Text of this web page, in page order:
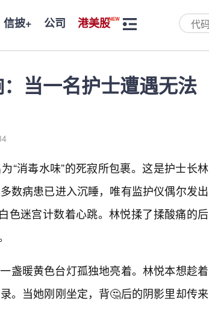
信披+ 公司 港美股
当一名护士遭遇无法
“消毒水味”的死寂所包裹。这是护士长林
数病患已进入沉睡，唯有监护仪偶尔发出
迷宫计数着心跳。林悦揉了揉酸痛的后
盏暖黄色台灯孤独地亮着。林悦本想趁着
。当她刚刚坐定，背🤔后的阴影里却传来